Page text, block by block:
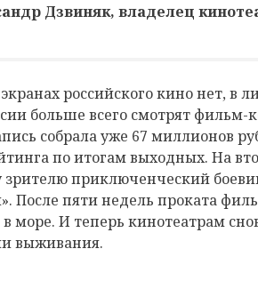
Дзвиняк, владелец
российского кино нет, в
больше всего смотрят фильм-
собрала уже 67 миллионов
по итогам выходных. На
приключенческий
После пяти недель проката
в море. И теперь кинотеатрам
выживания.